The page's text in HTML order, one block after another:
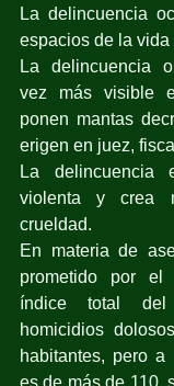
La delincuencia
espacios de la vida
La delincuencia
vez más visible
ponen mantas
erigen en juez,
La
violenta y crea
crueldad.
En materia de
prometido por el
índice total
homicidios
habitantes, pero
es de más de 110,